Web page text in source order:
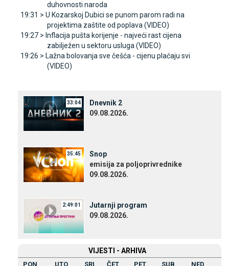
duhovnosti naroda
19:31 > U Kozarskoj Dubici se punom parom radi na
projektima zaštite od poplava (VIDEO)
19:27 > Inflacija pušta korijenje - najveći rast cijena
zabilježen u sektoru usluga (VIDEO)
19:26 > Lažna bolovanja sve češća - cijenu plaćaju svi
(VIDEO)
33:04
Dnevnik 2
09.08.2026.
35:45
Snop
emisija za poljoprivrednike
09.08.2026.
2:49:01
Јutarnji program
09.08.2026.
VIЈESTI - ARHIVA
PON UTO SRI ČET PET SUB NED